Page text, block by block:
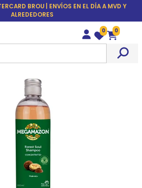
BROU | ENVÍOS EN EL DÍA A MVD Y
ALREDEDORES
Wishlist
0
Carrito
0